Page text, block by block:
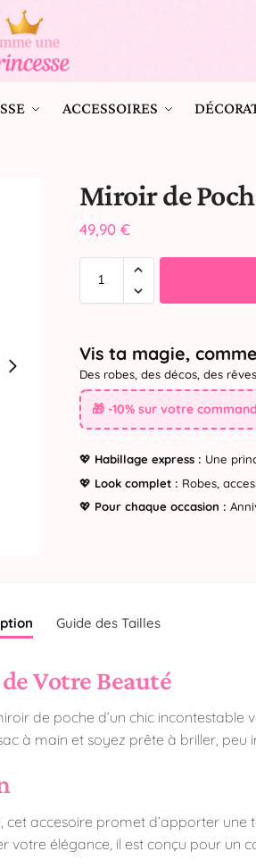
ACCESSOIRES
Miroir de
49,90 €
Vis ta magie,
Des robes, des décos, des
🎁 -10% sur votre
💖 Habillage express : Une
💖 Look complet : Robes,
💖 Pour chaque occasion :
Guide des Tailles
Votre Beauté
de poche d’un chic incontestable
à main et soyez prête à briller, peu
cet accesoire promet d’apporter
élégance, il est conçu pour un